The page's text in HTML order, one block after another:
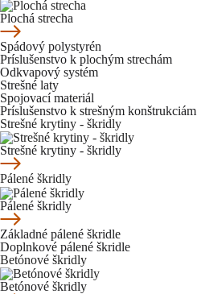
Plochá strecha
Spádový polystyrén
Príslušenstvo k plochým strechám
Odkvapový systém
Strešné laty
Spojovací materiál
Príslušenstvo k strešným konštrukciám
Strešné krytiny - škridly
Strešné krytiny - škridly
Pálené škridly
Pálené škridly
Základné pálené škridle
Doplnkové pálené škridle
Betónové škridly
Betónové škridly